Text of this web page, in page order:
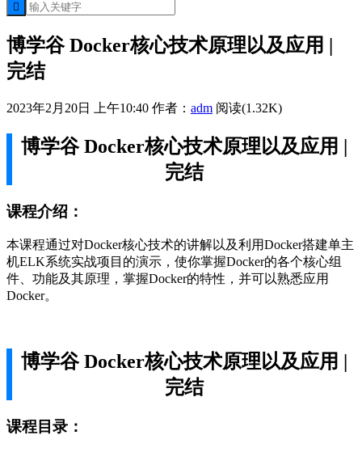

博学谷 Docker核心技术原理以及应用 |
完结
2023年2月20日 上午10:40 作者： adm 阅读(1.32K)
博学谷 Docker核心技术原理以及应用 |
完结
课程介绍：
本课程通过对Docker核心技术的讲解以及利用Docker搭建单主
机ELK系统实战项目的演示，使你掌握Docker的各个核心组
件、功能及其原理，掌握Docker的特性，并可以熟悉应用
Docker。
博学谷 Docker核心技术原理以及应用 |
完结
课程目录：